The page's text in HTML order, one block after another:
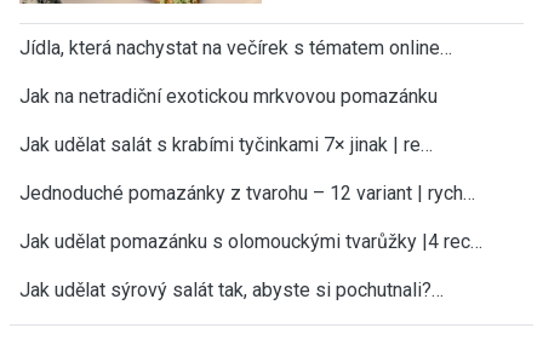
Jídla, která nachystat na večírek s tématem online…
Jak na netradiční exotickou mrkvovou pomazánku
Jak udělat salát s krabími tyčinkami 7× jinak | re…
Jednoduché pomazánky z tvarohu – 12 variant | rych…
Jak udělat pomazánku s olomouckými tvarůžky |4 rec…
Jak udělat sýrový salát tak, abyste si pochutnali?…